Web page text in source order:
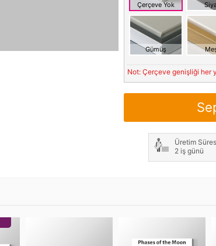
Çerçeve Yok
Gümüş
Not: Çerçeve genişliği her
Üretim
2 iş günü